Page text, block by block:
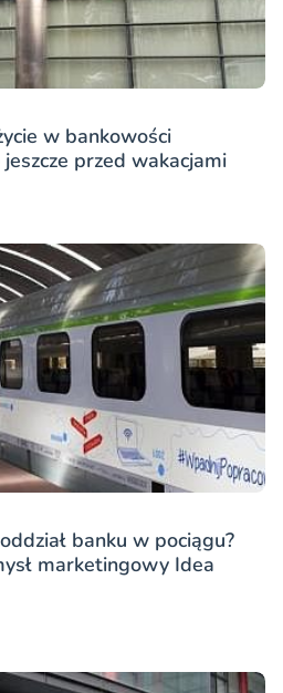
w bankowości
przed wakacjami
banku w pociągu?
marketingowy Idea